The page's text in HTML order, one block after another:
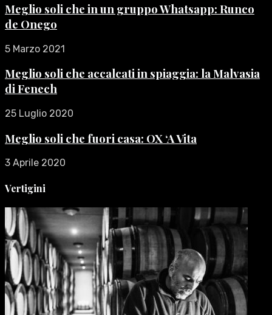
Meglio soli che in un gruppo Whatsapp: Runco
de Onego
5 Marzo 2021
Meglio soli che accalcati in spiaggia: la Malvasia
di Fenech
25 Luglio 2020
Meglio soli che fuori casa: OX ‘A Vita
3 Aprile 2020
Vertigini